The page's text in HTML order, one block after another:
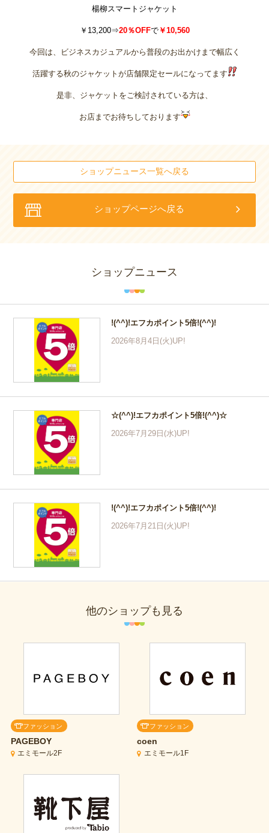
楊柳スマートジャケット
￥13,200⇒20％OFFで￥10,560
今回は、ビジネスカジュアルから普段のお出かけまで幅広く
活躍する秋のジャケットが店舗限定セールになってます
是非、ジャケットをご検討されている方は、
お店までお待ちしております
ショップニュース一覧へ戻る
ショップページへ戻る
ショップニュース
!(^^)!エフカポイント5倍!(^^)!
2026年8月4日(火)UP!
☆(^^)!エフカポイント5倍!(^^)☆
2026年7月29日(水)UP!
!(^^)!エフカポイント5倍!(^^)!
2026年7月21日(火)UP!
他のショップも見る
ファッション
PAGEBOY
エミモール2F
ファッション
coen
エミモール1F